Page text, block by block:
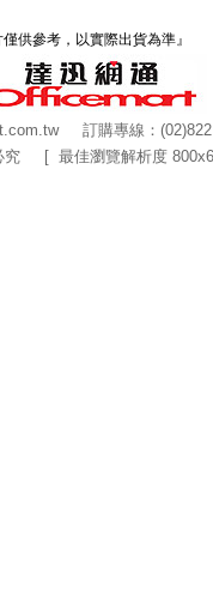
僅供參考，以實際出貨為準』
訂購專線：
究 [ 最佳瀏覽解析度